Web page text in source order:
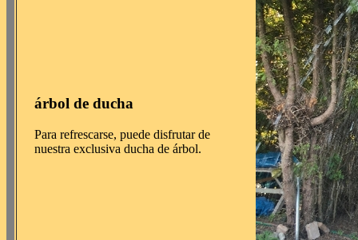
árbol de ducha
Para refrescarse, puede disfrutar de
nuestra exclusiva ducha de árbol.